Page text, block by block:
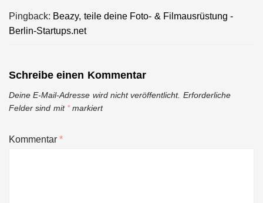
Pingback: Beazy, teile deine Foto- & Filmausrüstung -
Berlin-Startups.net
Schreibe einen Kommentar
Deine E-Mail-Adresse wird nicht veröffentlicht. Erforderliche
Felder sind mit *markiert
Kommentar*